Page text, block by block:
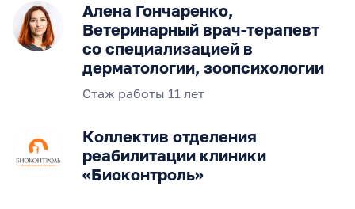
Алена Гончаренко,
Ветеринарный врач-терапевт
со специализацией в
дерматологии, зоопсихологии
Стаж работы 11 лет
Коллектив отделения
реабилитации клиники
«Биоконтроль»